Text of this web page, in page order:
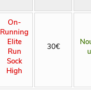
On-
Running
Elite
Run
Sock
High
30€